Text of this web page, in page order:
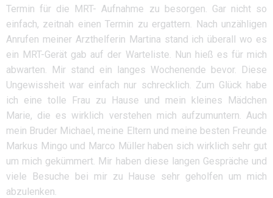
Termin für die MRT- Aufnahme zu besorgen. Gar nicht so
einfach, zeitnah einen Termin zu ergattern. Nach unzähligen
Anrufen meiner Arzthelferin Martina stand ich überall wo es
ein MRT-Gerät gab auf der Warteliste. Nun hieß es für mich
abwarten. Mir stand ein langes Wochenende bevor. Diese
Ungewissheit war einfach nur schrecklich. Zum Glück habe
ich eine tolle Frau zu Hause und mein kleines Mädchen
Marie, die es wirklich verstehen mich aufzumuntern. Auch
mein Bruder Michael, meine Eltern und meine besten Freunde
Markus Mingo und Marco Müller haben sich wirklich sehr gut
um mich gekümmert. Mir haben diese langen Gespräche und
viele Besuche bei mir zu Hause sehr geholfen um mich
abzulenken.